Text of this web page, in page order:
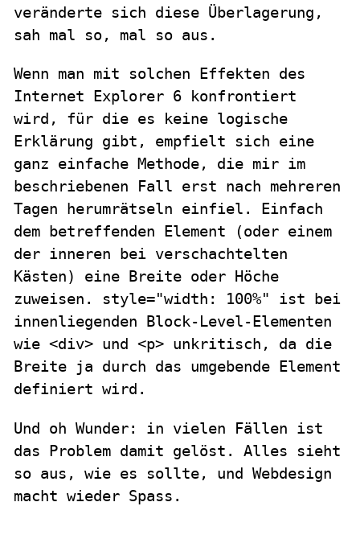
veränderte sich diese Überlagerung,
sah mal so, mal so aus.
Wenn man mit solchen Effekten des
Internet Explorer 6 konfrontiert
wird, für die es keine logische
Erklärung gibt, empfielt sich eine
ganz einfache Methode, die mir im
beschriebenen Fall erst nach mehreren
Tagen herumrätseln einfiel. Einfach
dem betreffenden Element (oder einem
der inneren bei verschachtelten
Kästen) eine Breite oder Höche
zuweisen. style="width: 100%" ist bei
innenliegenden Block-Level-Elementen
wie <div> und <p> unkritisch, da die
Breite ja durch das umgebende Element
definiert wird.
Und oh Wunder: in vielen Fällen ist
das Problem damit gelöst. Alles sieht
so aus, wie es sollte, und Webdesign
macht wieder Spass.